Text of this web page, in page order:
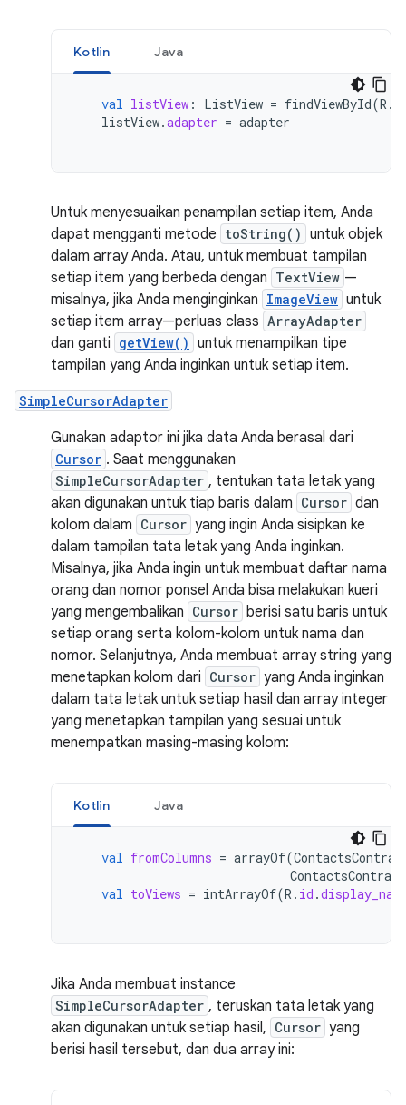
Kotlin Java
val listView : ListView = findViewById(R .
listView.adapter = adapter
Untuk menyesuaikan penampilan setiap item, Anda
dapat mengganti metode toString() untuk objek
dalam array Anda. Atau, untuk membuat tampilan
setiap item yang berbeda dengan TextView —
misalnya, jika Anda menginginkan ImageView untuk
setiap item array—perluas class ArrayAdapter
dan ganti getView() untuk menampilkan tipe
tampilan yang Anda inginkan untuk setiap item.
SimpleCursorAdapter
Gunakan adaptor ini jika data Anda berasal dari
Cursor . Saat menggunakan
SimpleCursorAdapter , tentukan tata letak yang
akan digunakan untuk tiap baris dalam Cursor dan
kolom dalam Cursor yang ingin Anda sisipkan ke
dalam tampilan tata letak yang Anda inginkan.
Misalnya, jika Anda ingin untuk membuat daftar nama
orang dan nomor ponsel Anda bisa melakukan kueri
yang mengembalikan Cursor berisi satu baris untuk
setiap orang serta kolom-kolom untuk nama dan
nomor. Selanjutnya, Anda membuat array string yang
menetapkan kolom dari Cursor yang Anda inginkan
dalam tata letak untuk setiap hasil dan array integer
yang menetapkan tampilan yang sesuai untuk
menempatkan masing-masing kolom:
Kotlin Java
val fromColumns = arrayOf(
ContactsContract
val toViews = intArrayOf(R . id .
Jika Anda membuat instance
SimpleCursorAdapter , teruskan tata letak yang
akan digunakan untuk setiap hasil, Cursor yang
berisi hasil tersebut, dan dua array ini: